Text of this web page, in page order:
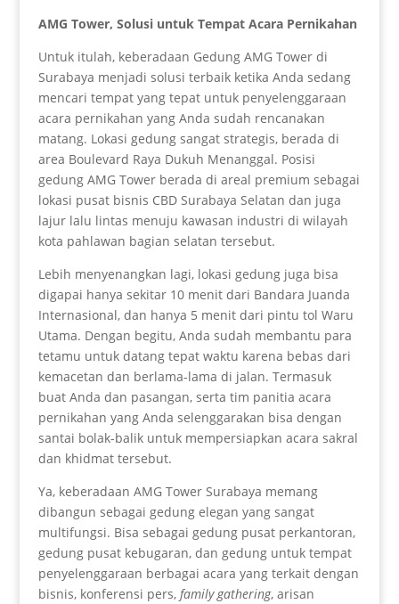
AMG Tower, Solusi untuk Tempat Acara Pernikahan
Untuk itulah, keberadaan Gedung AMG Tower di
Surabaya menjadi solusi terbaik ketika Anda sedang
mencari tempat yang tepat untuk penyelenggaraan
acara pernikahan yang Anda sudah rencanakan
matang. Lokasi gedung sangat strategis, berada di
area Boulevard Raya Dukuh Menanggal. Posisi
gedung AMG Tower berada di areal premium sebagai
lokasi pusat bisnis CBD Surabaya Selatan dan juga
lajur lalu lintas menuju kawasan industri di wilayah
kota pahlawan bagian selatan tersebut.
Lebih menyenangkan lagi, lokasi gedung juga bisa
digapai hanya sekitar 10 menit dari Bandara Juanda
Internasional, dan hanya 5 menit dari pintu tol Waru
Utama. Dengan begitu, Anda sudah membantu para
tetamu untuk datang tepat waktu karena bebas dari
kemacetan dan berlama-lama di jalan. Termasuk
buat Anda dan pasangan, serta tim panitia acara
pernikahan yang Anda selenggarakan bisa dengan
santai bolak-balik untuk mempersiapkan acara sakral
dan khidmat tersebut.
Ya, keberadaan AMG Tower Surabaya memang
dibangun sebagai gedung elegan yang sangat
multifungsi. Bisa sebagai gedung pusat perkantoran,
gedung pusat kebugaran, dan gedung untuk tempat
penyelenggaraan berbagai acara yang terkait dengan
bisnis, konferensi pers, family gathering, arisan